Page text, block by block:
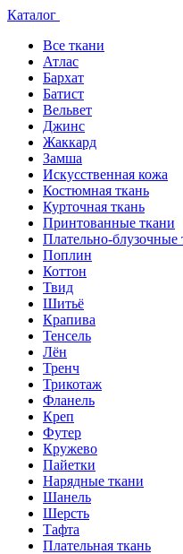
Каталог
Все ткани
Атлас
Бархат
Батист
Вельвет
Джинс
Жаккард
Замша
Искусственная кожа
Костюмная ткань
Курточная ткань
Принтованные ткани
Плательно-блузочные
Поплин
Коттон
Твид
Шитьё
Крапива
Тенсель
Лён
Тренч
Трикотаж
Фланель
Креп
Футер
Кружево
Пайетки
Нарядные ткани
Шанель
Шерсть
Тафта
Плательная ткань